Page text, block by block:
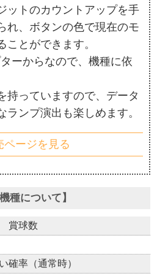
ットのカウントアップを手
れ、ボタンの色で現在のモ
ことができます。
ーからなので、機種に依
持っていますので、データ
ランプ演出も楽しめます。
ページを見る
種について】
賞球数
確率（通常時）